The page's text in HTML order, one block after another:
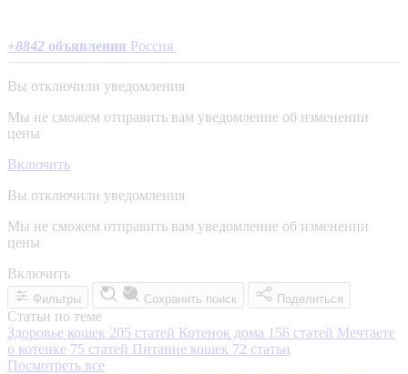
+8842 объявления Россия
Вы отключили уведомления
Мы не сможем отправить вам уведомление об изменении
цены
Включить
Вы отключили уведомления
Мы не сможем отправить вам уведомление об изменении
цены
Включить
Фильтры Сохранить поиск Поделиться
Статьи по теме
Здоровье кошек 205 статей Котенок дома 156 статей Мечтаете
о котенке 75 статей Питание кошек 72 статьи
Посмотреть все